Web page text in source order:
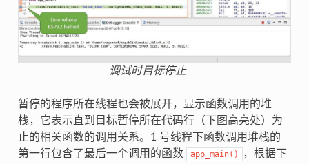
调试时目标停止
暂停的程序所在线程也会被展开，显示函数调用的堆
栈，它表示直到目标暂停所在代码行（下图高亮处）为
止的相关函数的调用关系。1 号线程下函数调用堆栈的
第一行包含了最后一个调用的函数
app_main()
，根据下